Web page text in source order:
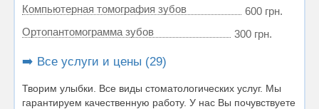
Компьютерная томография зубов
600 грн.
Ортопантомограмма зубов
300 грн.
➡️ Все услуги и цены (29)
Творим улыбки. Все виды стоматологических услуг. Мы
гарантируем качественную работу. У нас Вы почувствуете